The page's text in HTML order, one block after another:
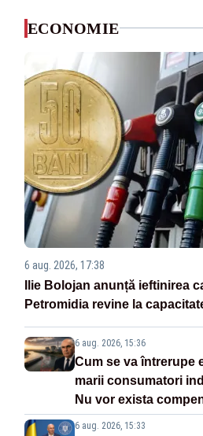
ECONOMIE
6 aug. 2026, 17:38
Ilie Bolojan anunță ieftinirea
Petromidia revine la
6 aug. 2026, 15:36
Cum se va întrerupe
marii consumatori
Nu vor exista
6 aug. 2026, 15:33